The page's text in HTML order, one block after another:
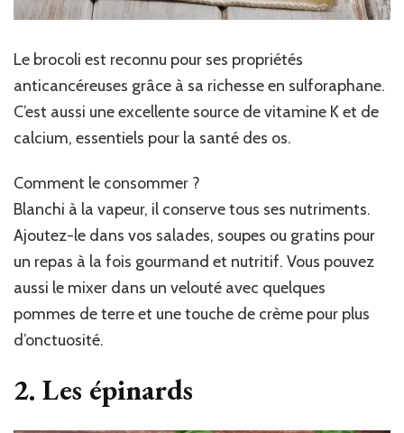
Le brocoli est reconnu pour ses propriétés
anticancéreuses grâce à sa richesse en sulforaphane.
C’est aussi une excellente source de vitamine K et de
calcium, essentiels pour la santé des os.
Comment le consommer ?
Blanchi à la vapeur, il conserve tous ses nutriments.
Ajoutez-le dans vos salades, soupes ou gratins pour
un repas à la fois gourmand et nutritif. Vous pouvez
aussi le mixer dans un velouté avec quelques
pommes de terre et une touche de crème pour plus
d’onctuosité.
2. Les épinards